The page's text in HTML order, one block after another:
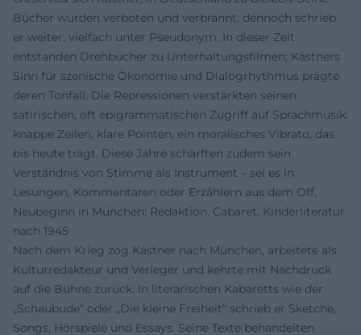
Bücher wurden verboten und verbrannt; dennoch schrieb
er weiter, vielfach unter Pseudonym. In dieser Zeit
entstanden Drehbücher zu Unterhaltungsfilmen; Kästners
Sinn für szenische Ökonomie und Dialogrhythmus prägte
deren Tonfall. Die Repressionen verstärkten seinen
satirischen, oft epigrammatischen Zugriff auf Sprachmusik:
knappe Zeilen, klare Pointen, ein moralisches Vibrato, das
bis heute trägt. Diese Jahre schärften zudem sein
Verständnis von Stimme als Instrument – sei es in
Lesungen, Kommentaren oder Erzählern aus dem Off.
Neubeginn in München: Redaktion, Cabaret, Kinderliteratur
nach 1945
Nach dem Krieg zog Kästner nach München, arbeitete als
Kulturredakteur und Verleger und kehrte mit Nachdruck
auf die Bühne zurück. In literarischen Kabaretts wie der
„Schaubude“ oder „Die kleine Freiheit“ schrieb er Sketche,
Songs, Hörspiele und Essays. Seine Texte behandelten